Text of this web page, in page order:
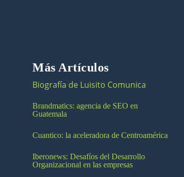
Más Artículos
Biografía de Luisito Comunica
Brandmatics: agencia de SEO en
Guatemala
Cuantico: la aceleradora de Centroamérica
Iberonews: Desafíos del Desarrollo
Organizacional en las empresas